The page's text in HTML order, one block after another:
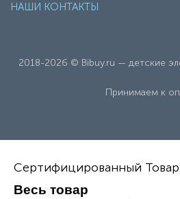
НАШИ КОНТАКТЫ
2018-2026 © Bibuy.ru — детские
Принимаем к
Сертифицированный Товар
Весь товар